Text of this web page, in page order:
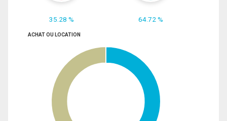
35.28 % 64.72 %
ACHAT OU LOCATION